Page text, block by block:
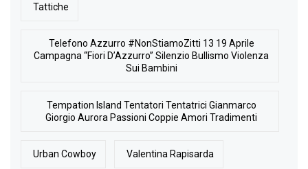
Tattiche
Telefono Azzurro #NonStiamoZitti 13 19 Aprile
Campagna “Fiori D’Azzurro” Silenzio Bullismo Violenza
Sui Bambini
Tempation Island Tentatori Tentatrici Gianmarco
Giorgio Aurora Passioni Coppie Amori Tradimenti
Urban Cowboy Valentina Rapisarda